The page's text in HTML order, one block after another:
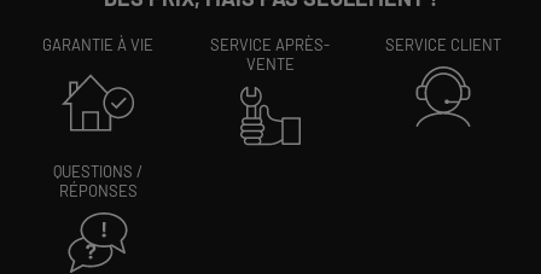
GARANTIE À VIE
SERVICE APRÈS-
VENTE
SERVICE CLIENT
QUESTIONS /
RÉPONSES